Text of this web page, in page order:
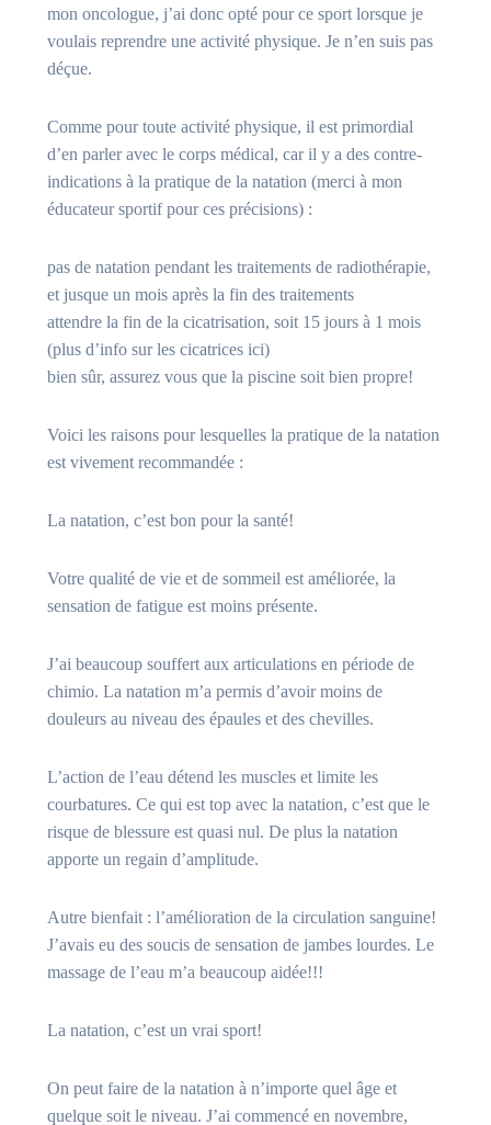
mon oncologue, j’ai donc opté pour ce sport lorsque je
voulais reprendre une activité physique. Je n’en suis pas
déçue.
Comme pour toute activité physique, il est primordial
d’en parler avec le corps médical, car il y a des contre-
indications à la pratique de la natation (merci à mon
éducateur sportif pour ces précisions) :
pas de natation pendant les traitements de radiothérapie,
et jusque un mois après la fin des traitements
attendre la fin de la cicatrisation, soit 15 jours à 1 mois
(plus d’info sur les cicatrices ici)
bien sûr, assurez vous que la piscine soit bien propre!
Voici les raisons pour lesquelles la pratique de la natation
est vivement recommandée :
La natation, c’est bon pour la santé!
Votre qualité de vie et de sommeil est améliorée, la
sensation de fatigue est moins présente.
J’ai beaucoup souffert aux articulations en période de
chimio. La natation m’a permis d’avoir moins de
douleurs au niveau des épaules et des chevilles.
L’action de l’eau détend les muscles et limite les
courbatures. Ce qui est top avec la natation, c’est que le
risque de blessure est quasi nul. De plus la natation
apporte un regain d’amplitude.
Autre bienfait : l’amélioration de la circulation sanguine!
J’avais eu des soucis de sensation de jambes lourdes. Le
massage de l’eau m’a beaucoup aidée!!!
La natation, c’est un vrai sport!
On peut faire de la natation à n’importe quel âge et
quelque soit le niveau. J’ai commencé en novembre,